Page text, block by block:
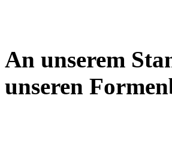
An unserem
unseren